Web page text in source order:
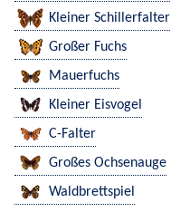
Kleiner Schillerfalter
Großer Fuchs
Mauerfuchs
Kleiner Eisvogel
C-Falter
Großes Ochsenauge
Waldbrettspiel